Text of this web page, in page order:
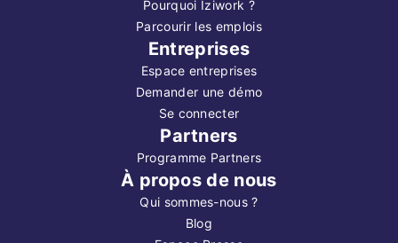
Pourquoi Iziwork ?
Parcourir les emplois
Entreprises
Espace entreprises
Demander une démo
Se connecter
Partners
Programme Partners
À propos de nous
Qui sommes-nous ?
Blog